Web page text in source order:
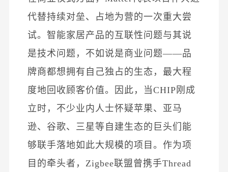
代替持续对垒、占地为营的一次重大尝
试。 智能家居产品的互联性问题与其说
是技术问题，不如说是商业问题——品
牌商都想拥有自己独占的生态，最大程
度地回收顾客价值。因此，当CHIP刚成
立时，不少业内人士怀疑苹果、亚马
逊、谷歌、三星等自建生态的巨头们能
够联手落地如此大规模的项目。作为项
目的牵头者， Zigbee联盟曾携手Thread